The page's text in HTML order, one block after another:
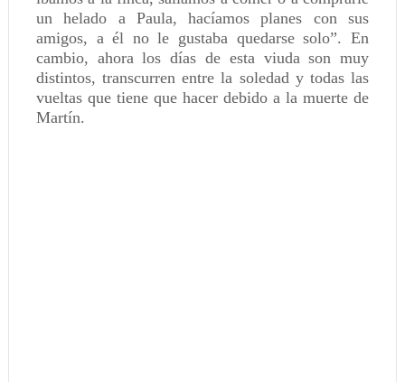
un helado a Paula, hacíamos planes con sus
amigos, a él no le gustaba quedarse solo”. En
cambio, ahora los días de esta viuda son muy
distintos, transcurren entre la soledad y todas las
vueltas que tiene que hacer debido a la muerte de
Martín.